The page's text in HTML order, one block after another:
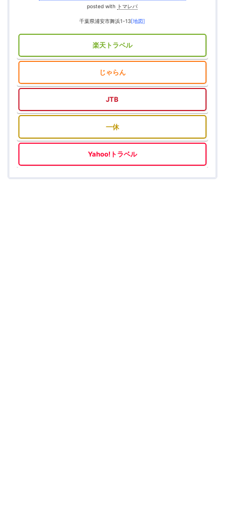
posted with トマレバ
千葉県浦安市舞浜1-13[地図]
楽天トラベル
じゃらん
JTB
一休
Yahoo!トラベル